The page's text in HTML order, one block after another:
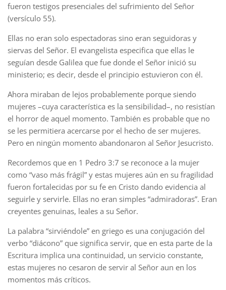
fueron testigos presenciales del sufrimiento del Señor
(versículo 55).
Ellas no eran solo espectadoras sino eran seguidoras y
siervas del Señor. El evangelista especifica que ellas le
seguían desde Galilea que fue donde el Señor inició su
ministerio; es decir, desde el principio estuvieron con él.
Ahora miraban de lejos probablemente porque siendo
mujeres –cuya característica es la sensibilidad–, no resistían
el horror de aquel momento. También es probable que no
se les permitiera acercarse por el hecho de ser mujeres.
Pero en ningún momento abandonaron al Señor Jesucristo.
Recordemos que en 1 Pedro 3:7 se reconoce a la mujer
como “vaso más frágil” y estas mujeres aún en su fragilidad
fueron fortalecidas por su fe en Cristo dando evidencia al
seguirle y servirle. Ellas no eran simples “admiradoras”. Eran
creyentes genuinas, leales a su Señor.
La palabra “sirviéndole” en griego es una conjugación del
verbo “diácono” que significa servir, que en esta parte de la
Escritura implica una continuidad, un servicio constante,
estas mujeres no cesaron de servir al Señor aun en los
momentos más críticos.